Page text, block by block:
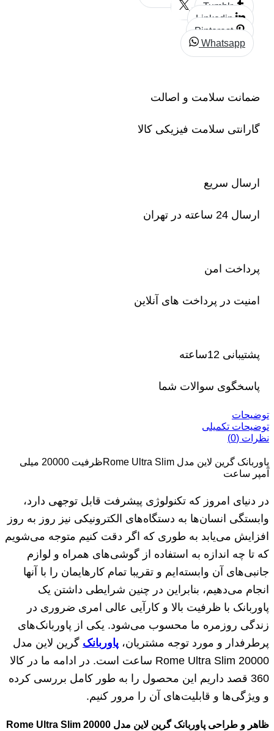
Tumblr
Linkedin
Pinterest
Whatsapp
ضمانت سلامت و اصالت
گارانتی سلامت فیزیکی کالا
ارسال سریع
ارسال 24 ساعته در تهران
پرداخت امن
امنیت در پرداخت های آنلاین
پشتیبانی 12ساعته
پاسخگوی سوالات شما
توضیحات
توضیحات تکمیلی
نظرات (0)
پاوربانک گرین لاین مدل Rome Ultra Slimظرفیت 20000 میلی
آمپر ساعت
در دنیای امروز که تکنولوژی پیشرفت قابل توجهی دارد،
وابستگی انسان‌ها به دستگاه‌های الکترونیکی نیز روز به روز
افزایش می‌یابد به طوری که اگر دقت کنیم متوجه می‌شویم
که تا چه اندازه به استفاده از گوشی‌های همراه و لوازم
جانبی‌های آن وابسته‌ایم و تقریبا تمام کارهایمان را با آنها
انجام می‌دهیم، بنابراین در چنین شرایطی داشتن یک
پاوربانک با ظرفیت بالا و کارآیی عالی امری ضروری در
زندگی روزمره ما محسوب می‌شود. یکی از پاوربانک‌های
پرطرفدار و مورد توجه مشتریان، پاوربانک گرین لاین مدل
Rome Ultra Slim 20000 ساعت است. در ادامه ما در کالا
360 قصد داریم این محصول را به طور کامل بررسی کرده
و ویژگی‌ها و قابلیت‌های آن را مرور کنیم.
ظاهر و طراحی پاوربانک گرین لاین مدل Rome Ultra Slim 20000